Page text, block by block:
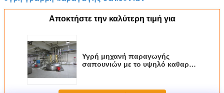
Αποκτήστε την καλύτερη τιμή για
Υγρή μηχανή παραγωγής
σαπουνιών με το υψηλό καθαρό